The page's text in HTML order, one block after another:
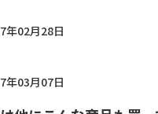
年02月28日
年03月07日